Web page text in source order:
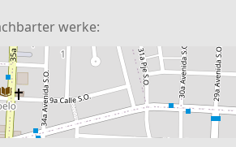
werke: